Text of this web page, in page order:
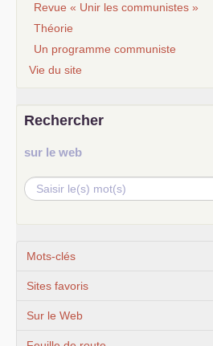
Revue « Unir les communistes »
Théorie
Un programme communiste
Vie du site
Rechercher
sur le web
Mots-clés
Sites favoris
Sur le Web